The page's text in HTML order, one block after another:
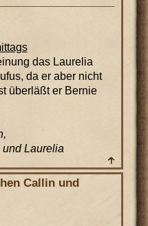
das Laurelia
da er aber nicht
überläßt er Bernie
und Laurelia
Callin und